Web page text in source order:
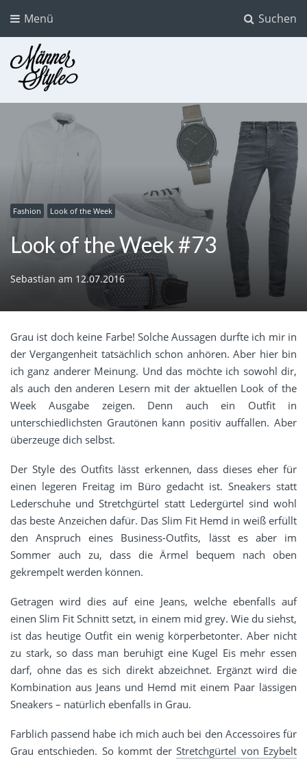
Suchen
Menü
Männer Style
Der Mode Blog für Männer
Fashion Look of the Week
Look of the Week #73
Sebastian am 12.07.2016
Grau ist doch keine Farbe! Solche Aussagen durfte ich mir in
der Vergangenheit tatsächlich schon anhören. Aber hier bin
ich ganz anderer Meinung. Und das möchte ich sowohl dir,
als auch den anderen Lesern mit der aktuellen Look of the
Week Ausgabe zeigen. Denn auch ein Outfit in
unterschiedlichsten Grautönen kann positiv auffallen. Aber
überzeuge dich selbst.
Der Style des Outfits lässt erkennen, dass dieses eher für
einen legeren Freitag im Büro gedacht ist. Sneakers statt
Lederschuhe und Stretchgürtel statt Ledergürtel sind wohl
das beste Anzeichen dafür. Das Slim Fit Hemd in weiß erfüllt
den Anspruch eines Business-Outfits, lässt es aber im
Sommer auch zu, dass die Ärmel bequem nach oben
gekrempelt werden können.
Getragen wird dies auf eine Jeans, welche ebenfalls auf
einen Slim Fit Schnitt setzt, in einem mid grey. Wie du siehst,
ist das heutige Outfit ein wenig körperbetonter. Aber nicht
zu stark, so dass man beruhigt eine Kugel Eis mehr essen
darf, ohne das es sich direkt abzeichnet. Ergänzt wird die
Kombination aus Jeans und Hemd mit einem Paar lässigen
Sneakers – natürlich ebenfalls in Grau.
Farblich passend habe ich mich auch bei den Accessoires für
Grau entschieden. So kommt derStretchgürtel von Ezybelt